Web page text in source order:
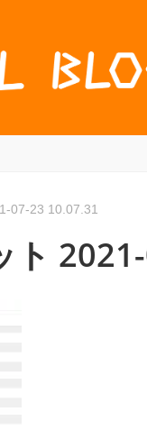
07-23 10.07.31
ト